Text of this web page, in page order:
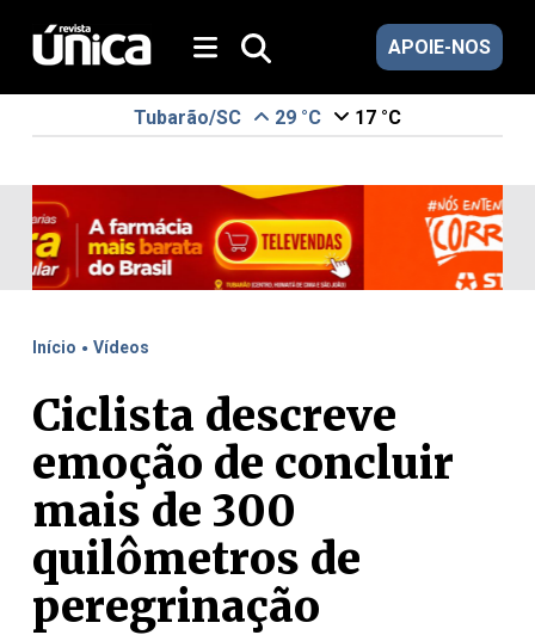
APOIE-NOS
Tubarão/SC 29 °C 17 °C
Início . Vídeos
Ciclista descreve
emoção de concluir
mais de 300
quilômetros de
peregrinação